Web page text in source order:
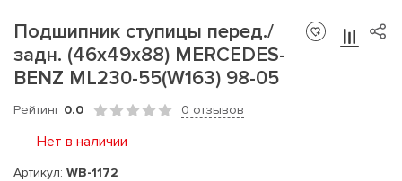
Подшипник ступицы перед./
задн. (46x49x88) MERCEDES-
BENZ ML230-55(W163) 98-05
Рейтинг 0.0 0 отзывов
Нет в наличии
Артикул: WB-1172